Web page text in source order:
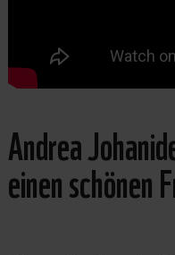
Andrea
einen schönen